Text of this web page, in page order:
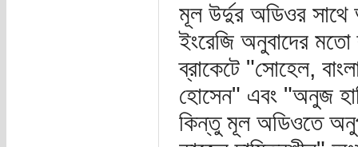
মূল উর্দুর অডিওর সাথে
ইংরেজি অনুবাদের
ব্রাকেটে "সোহেল,
হোসেন" এবং "অনুজ
কিন্তু মূল অডিওতে